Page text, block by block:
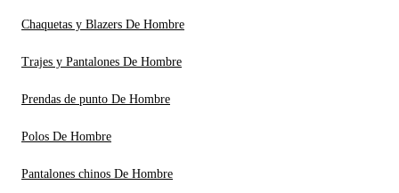
Chaquetas y Blazers De Hombre
Trajes y Pantalones De Hombre
Prendas de punto De Hombre
Polos De Hombre
Pantalones chinos De Hombre